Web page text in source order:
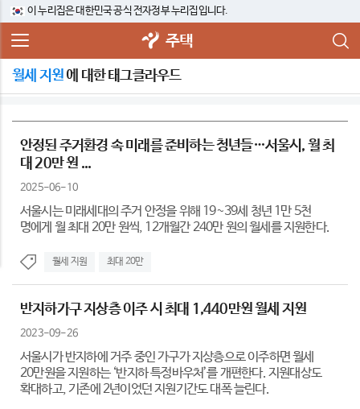
이 누리집은 대한민국 공식 전자정부 누리집입니다.
주택
월세 지원 에 대한 태그클라우드
안정된 주거환경 속 미래를 준비하는 청년들…서울시, 월 최
대 20만 원 ...
2025-06-10
서울시는 미래세대의 주거 안정을 위해 19~39세 청년 1만 5천
명에게 월 최대 20만 원씩, 12개월간 240만 원의 월세를 지원한다.
월세 지원 최대 20만
반지하가구 지상층 이주 시 최대 1,440만원 월세 지원
2023-09-26
서울시가 반지하에 거주 중인 가구가 지상층으로 이주하면 월세
20만원을 지원하는 ‘반지하 특정바우처’를 개편한다. 지원대상도
확대하고, 기존에 2년이었던 지원기간도 대폭 늘린다.